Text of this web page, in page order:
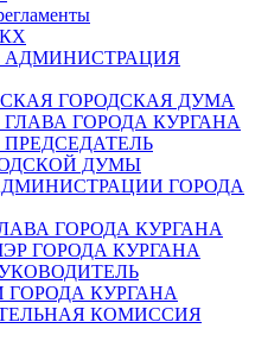
АДМИНИСТРАЦИЯ
ГОРОДСКАЯ ДУМА
ГОРОДА КУРГАНА
ДУМЫ
ГОРОДА
ГОРОДА КУРГАНА
ГОРОДА КУРГАНА
КУРГАНА
КОМИССИЯ